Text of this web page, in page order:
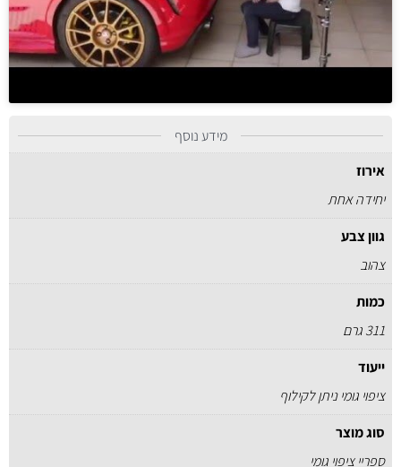
מידע נוסף
אירוז
יחידה אחת
גוון צבע
צהוב
כמות
311 גרם
ייעוד
ציפוי גומי ניתן לקילוף
סוג מוצר
ספריי ציפוי גומי